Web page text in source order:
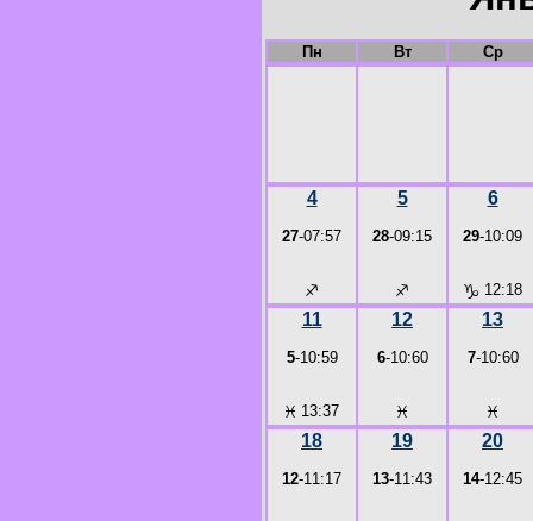
Пн Вт Ср
4
27-07:57
♐
5
28-09:15
♐
6
29-10:09
♑ 12:18
11
5-10:59
♓ 13:37
12
6-10:60
♓
13
7-10:60
♓
18
12-11:17
19
13-11:43
20
14-12:45